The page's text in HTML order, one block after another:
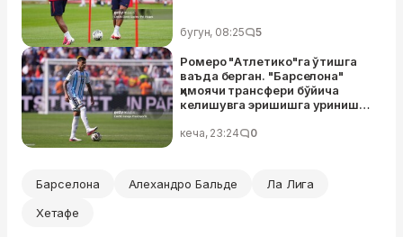
бугун, 08:25 5
Ромеро "Атлетико"га ўтишга
ваъда берган. "Барселона"
ҳимоячи трансфери бўйича
келишувга эришишга уриниши
кеча, 23:24 0
Барселона Алехандро Бальде
Ла Лига
Хетафе